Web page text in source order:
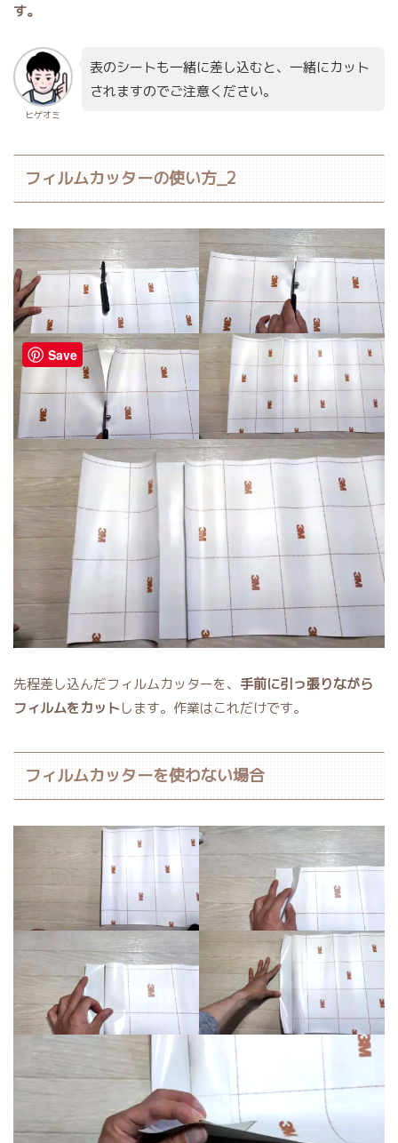
す。
ヒゲオミ
表のシートも一緒に差し込むと、一緒にカット
されますのでご注意ください。
フィルムカッターの使い方_2
先程差し込んだフィルムカッターを、 手前に引っ張りながら
フィルムをカットします。作業はこれだけです。
フィルムカッターを使わない場合
Save